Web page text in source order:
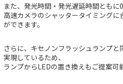
また、発光時間・発光遅延時間ともに
高速カメラのシャッタータイミング
ができます。
さらに、キセノンフラッシュランプ
実現しているため、
ランプからLEDの置き換えもご提案可